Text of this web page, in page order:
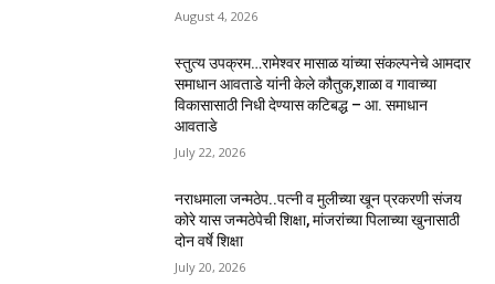
August 4, 2026
स्तुत्य उपक्रम…रामेश्वर मासाळ यांच्या संकल्पनेचे आमदार
समाधान आवताडे यांनी केले कौतुक,शाळा व गावाच्या
विकासासाठी निधी देण्यास कटिबद्ध – आ. समाधान
आवताडे
July 22, 2026
नराधमाला जन्मठेप..पत्नी व मुलीच्या खून प्रकरणी संजय
कोरे यास जन्मठेपेची शिक्षा, मांजरांच्या पिलाच्या खुनासाठी
दोन वर्षे शिक्षा
July 20, 2026